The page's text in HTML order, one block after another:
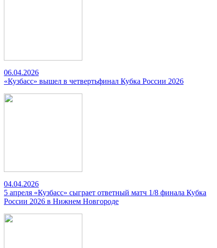
06.04.2026
«Кузбасс» вышел в четвертьфинал Кубка России 2026
04.04.2026
5 апреля «Кузбасс» сыграет ответный матч 1/8 финала Кубка
России 2026 в Нижнем Новгороде